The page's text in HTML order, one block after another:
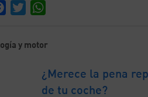
Facebook
Twitter
y motor
¿Merece la pena
de tu coche?